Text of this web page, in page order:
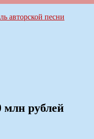
млн рублей